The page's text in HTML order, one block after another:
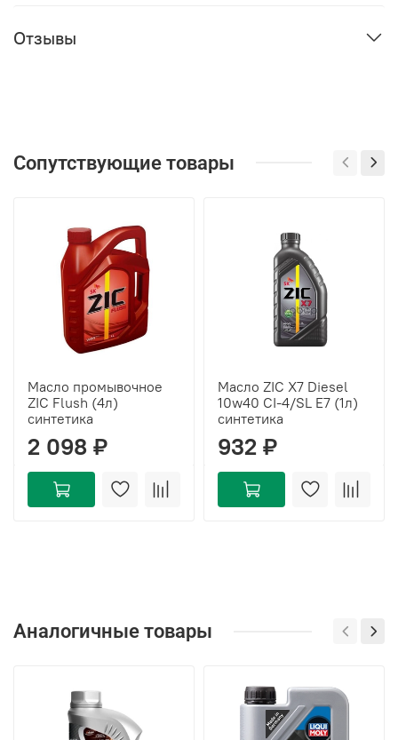
Отзывы
Сопутствующие товары
Масло промывочное
ZIC Flush (4л)
синтетика
2 098 ₽
Масло ZIC X7 Diesel
10w40 CI-4/SL E7 (1л)
синтетика
932 ₽
Аналогичные товары